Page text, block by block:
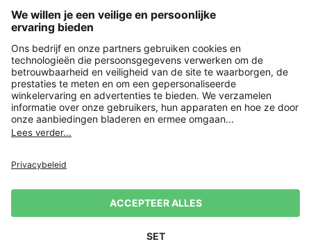
Nederland
Payment and Delivery
Versleuteling met
Verkoopvoorwaarden
Leveringsvoorwaarden
Herroeping indienen
Impressum Cookie-instellingen